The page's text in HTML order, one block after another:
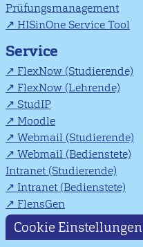
Prüfungsmanagement
HISinOne Service Tool
Service
FlexNow (Studierende)
FlexNow (Lehrende)
StudIP
Moodle
Webmail (Studierende)
Webmail (Bedienstete)
Intranet (Studierende)
Intranet (Bedienstete)
FlensGen
Cookie Einstellungen